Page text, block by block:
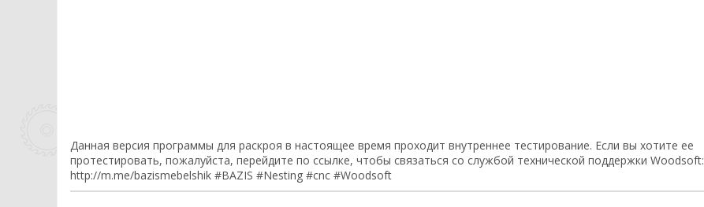
Данная версия программы для раскроя в настоящее время проходит внутреннее тестирование. Если вы хотите ее
протестировать, пожалуйста, перейдите по ссылке, чтобы связаться со службой технической поддержки Woodsoft:
http://m.me/bazismebelshik #BAZIS #Nesting #cnc #Woodsoft